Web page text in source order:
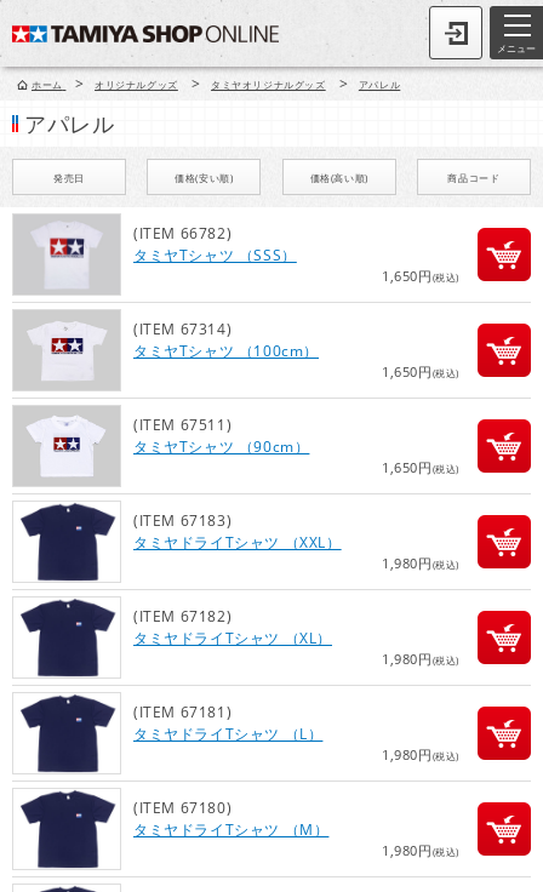
メニュー
ホーム > オリジナルグッズ > タミヤオリジナルグッズ > アパレル
アパレル
発売日 価格(安い順) 価格(高い順) 商品コード
(ITEM 66782)
タミヤTシャツ （SSS）
1,650円(税込)
(ITEM 67314)
タミヤTシャツ （100cm）
1,650円(税込)
(ITEM 67511)
タミヤTシャツ （90cm）
1,650円(税込)
(ITEM 67183)
タミヤドライTシャツ （XXL）
1,980円(税込)
(ITEM 67182)
タミヤドライTシャツ （XL）
1,980円(税込)
(ITEM 67181)
タミヤドライTシャツ （L）
1,980円(税込)
(ITEM 67180)
タミヤドライTシャツ （M）
1,980円(税込)